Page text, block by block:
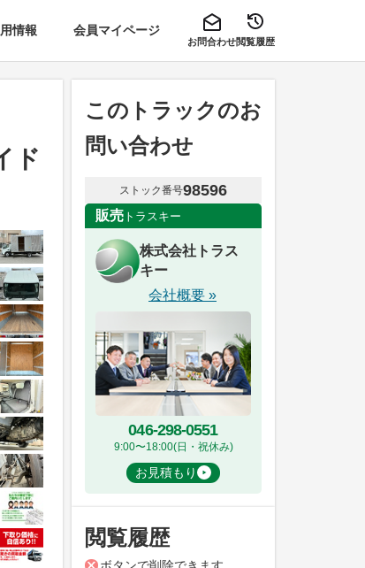
情報 会員マイページ
お問合わせ閲覧履歴
ド
このトラックのお
問い合わせ
ストック番号98596
販売 トラスキー
株式会社トラス
キー
会社概要 »
046-298-0551
9:00〜18:00(日・祝休み)
お見積もり
閲覧履歴
ボタンで削除できます